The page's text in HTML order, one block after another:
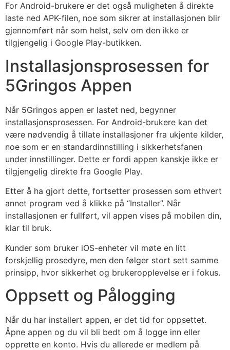
For Android-brukere er det også muligheten å direkte
laste ned APK-filen, noe som sikrer at installasjonen blir
gjennomført når som helst, selv om den ikke er
tilgjengelig i Google Play-butikken.
Installasjonsprosessen for
5Gringos Appen
Når 5Gringos appen er lastet ned, begynner
installasjonsprosessen. For Android-brukere kan det
være nødvendig å tillate installasjoner fra ukjente kilder,
noe som er en standardinnstilling i sikkerhetsfanen
under innstillinger. Dette er fordi appen kanskje ikke er
tilgjengelig direkte fra Google Play.
Etter å ha gjort dette, fortsetter prosessen som ethvert
annet program ved å klikke på “Installer”. Når
installasjonen er fullført, vil appen vises på mobilen din,
klar til bruk.
Kunder som bruker iOS-enheter vil møte en litt
forskjellig prosedyre, men den følger stort sett samme
prinsipp, hvor sikkerhet og brukeropplevelse er i fokus.
Oppsett og Pålogging
Når du har installert appen, er det tid for oppsettet.
Åpne appen og du vil bli bedt om å logge inn eller
opprette en konto. Hvis du allerede er medlem på